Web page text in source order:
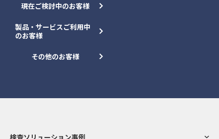
現在ご検討中のお客様
製品・サービスご利用中
のお客様
その他のお客様
検査ソリューション事例